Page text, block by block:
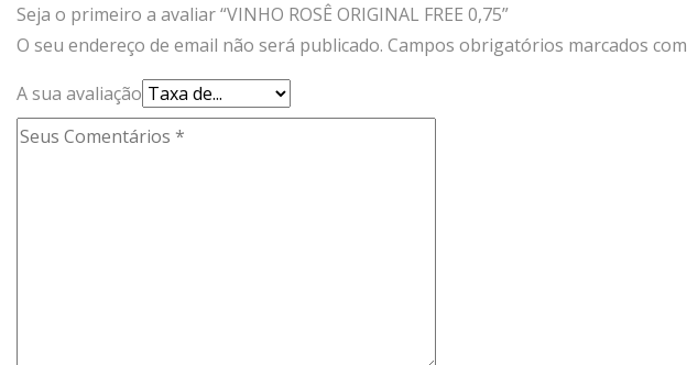
Seja o primeiro a avaliar “VINHO ROSÊ ORIGINAL FREE 0,75”
O seu endereço de email não será publicado. Campos obrigatórios marcados com
A sua avaliação